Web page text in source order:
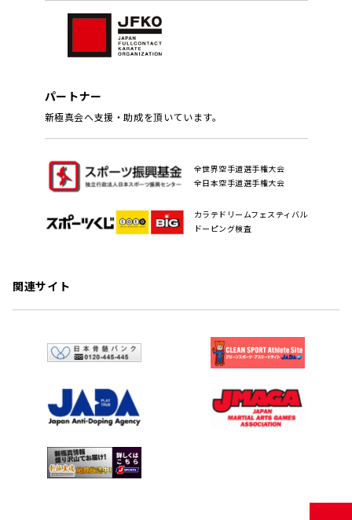
パートナー
新極真会へ支援・助成を頂いています。
全世界空手道選手権大会
全日本空手道選手権大会
カラテドリームフェスティバル
ドーピング検査
関連サイト